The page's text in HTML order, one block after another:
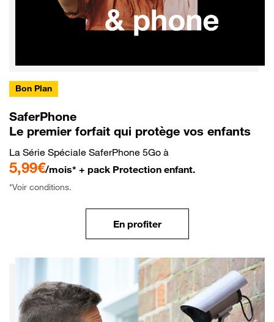
Bon Plan
SaferPhone
Le premier forfait qui protège vos enfants
La Série Spéciale SaferPhone 5Go à
5,99€/mois* + pack Protection enfant.
*Voir conditions.
En profiter